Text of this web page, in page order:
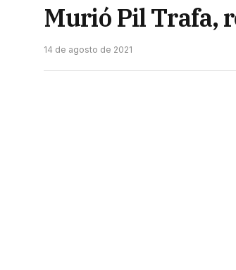
Murió Pil Trafa,
14 de agosto de 2021